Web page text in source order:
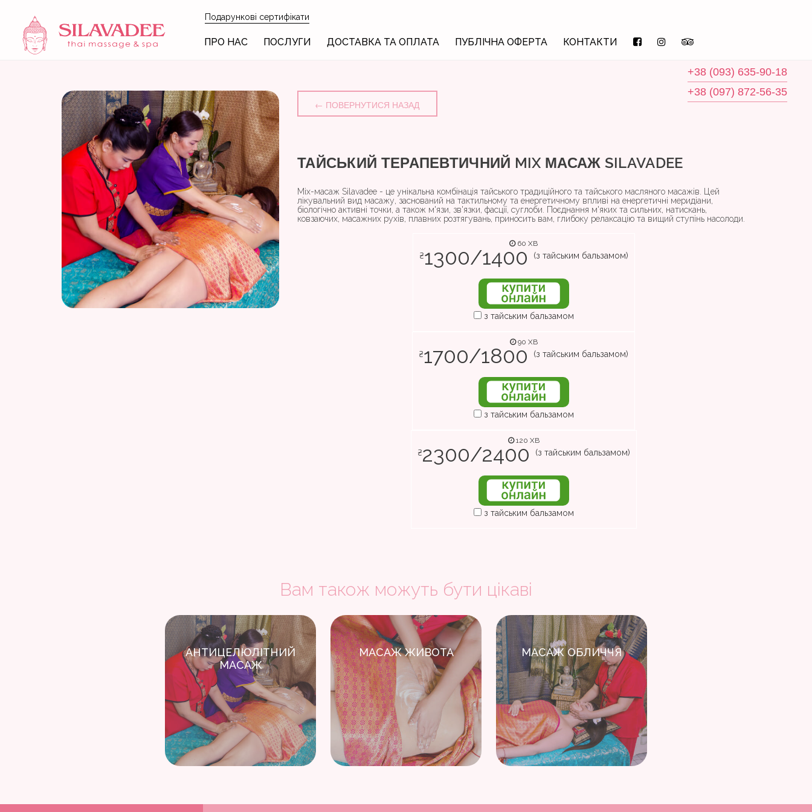
Подарункові сертифікати
ПРО НАС ПОСЛУГИ ДОСТАВКА ТА ОПЛАТА ПУБЛІЧНА ОФЕРТА КОНТАКТИ
+38 (093) 635-90-18
+38 (097) 872-56-35
← ПОВЕРНУТИСЯ НАЗАД
ТАЙСЬКИЙ ТЕРАПЕВТИЧНИЙ MIX МАСАЖ SILAVADEE
Mix-масаж Silavadee - це унікальна комбінація тайського традиційного та тайського масляного масажів. Цей
лікувальний вид масажу, заснований на тактильному та енергетичному впливі на енергетичні меридіани,
біологічно активні точки, а також м'язи, зв'язки, фасції, суглоби. Поєднання м'яких та сильних, натискань,
ковзаючих, масажних рухів, плавних розтягувань, приносить вам, глибоку релаксацію та вищий ступінь насолоди.
60 ХВ
₴1300/1400 (з тайським бальзамом)
з тайським бальзамом
90 ХВ
₴1700/1800 (з тайським бальзамом)
з тайським бальзамом
120 ХВ
₴2300/2400 (з тайським бальзамом)
з тайським бальзамом
Вам також можуть бути цікаві
АНТИЦЕЛЮЛІТНИЙ
МАСАЖ
МАСАЖ ЖИВОТА МАСАЖ ОБЛИЧЧЯ